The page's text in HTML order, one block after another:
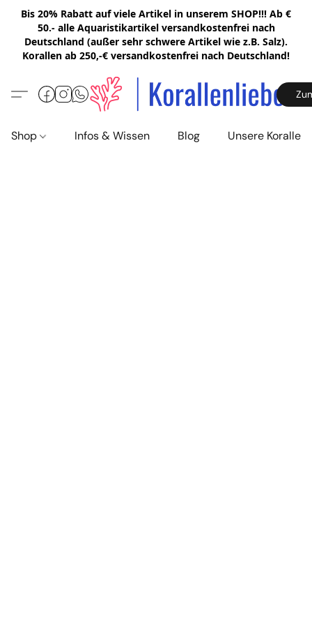
Bis 20% Rabatt auf viele Artikel in unserem SHOP!!! Ab €
50.- alle Aquaristikartikel versandkostenfrei nach
Deutschland (außer sehr schwere Artikel wie z.B. Salz).
Korallen ab 250,-€ versandkostenfrei nach Deutschland!
Shop Infos & Wissen Blog Unsere Korallen